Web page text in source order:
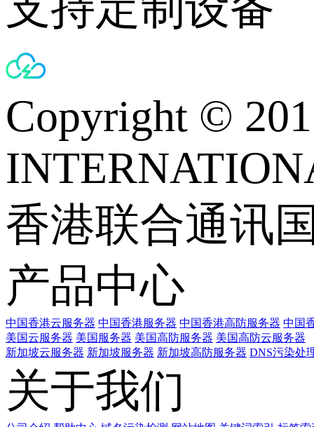
Copyright ©
香港联合通讯
产品中心
中国香港云服务器 中国香港服务器 中国香港高防服务器 中国
美国云服务器 美国服务器 美国高防服务器 美国高防云服务器
新加坡云服务器 新加坡服务器 新加坡高防服务器 DNS污染处
关于我们